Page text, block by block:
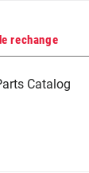
rechange
Catalog